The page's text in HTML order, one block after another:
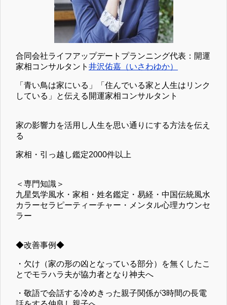
合同会社ライフアップデートプランニング代表：開運
家相コンサルタント 井沢佑嘉（いさわゆか）
「青い鳥は家にいる」「住んでいる家と人生はリンク
している」と伝える開運家相コンサルタント
家の影響力を活用し人生を思い通りにする方法を伝え
る
家相・引っ越し鑑定2000件以上
＜専門知識＞
九星気学風水・家相・姓名鑑定・易経・中国伝統風水
カラーセラピーティーチャー・メンタル心理カウンセ
ラー
◆改善事例◆
・欠け（家の形の凶となっている部分）を無くしたこ
とでモラハラ夫が協力者となり神夫へ
・敬語で会話する冷めきった親子関係が3時間の長電